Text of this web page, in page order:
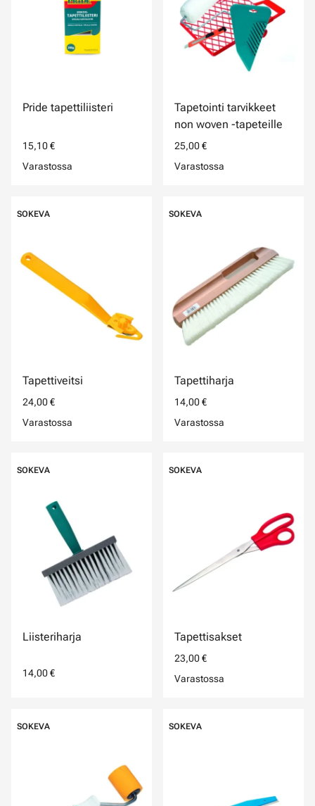
Pride tapettiliisteri
15,10 €
Varastossa
Tapetointi tarvikkeet
non woven -tapeteille
25,00 €
Varastossa
SOKEVA
Tapettiveitsi
24,00 €
Varastossa
SOKEVA
Tapettiharja
14,00 €
Varastossa
SOKEVA
Liisteriharja
14,00 €
SOKEVA
Tapettisakset
23,00 €
Varastossa
SOKEVA SOKEVA